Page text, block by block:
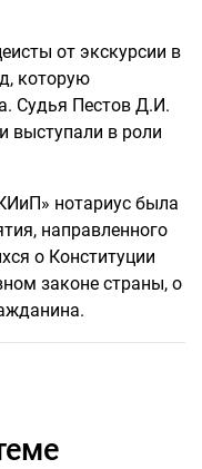
от экскурсии в
которую
Судья Пестов Д.И.
выступали в роли
нотариус была
направленного
о Конституции
законе страны, о